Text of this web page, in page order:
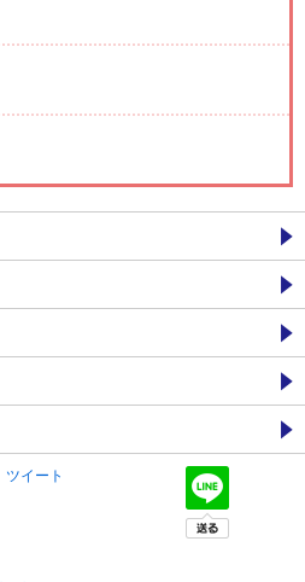
ツイート